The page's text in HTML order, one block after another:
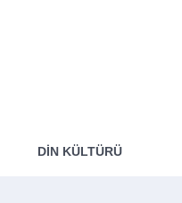
DIN KÜLTÜRÜ